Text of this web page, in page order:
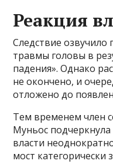
Реакция
Следствие озвучило
травмы головы в
падения». Однако
не окончено, и
отложено до
Тем временем член
Муньос
власти
мост категорически